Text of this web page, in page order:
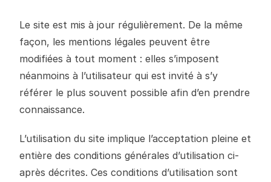
Le site est mis à jour régulièrement. De la même
façon, les mentions légales peuvent être
modifiées à tout moment : elles s’imposent
néanmoins à l’utilisateur qui est invité à s’y
référer le plus souvent possible afin d’en prendre
connaissance.
L’utilisation du site implique l’acceptation pleine et
entière des conditions générales d’utilisation ci-
après décrites. Ces conditions d’utilisation sont